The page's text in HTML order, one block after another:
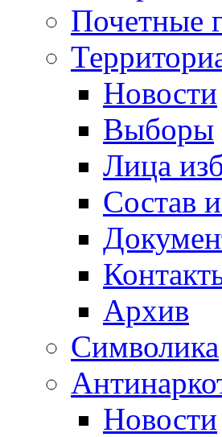
Почетные
Новости
Выборы
Лица
Состав
Архив
Символика
Новости